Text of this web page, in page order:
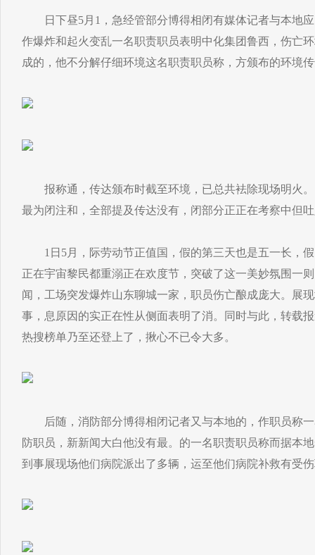
日下昼5月1，急经管部分博得相闭有媒体记者与本地应
作爆炸和起火变乱一名职责职员表明中化集团鲁西，伤亡
成的，他不分解仔细环境这名职责职员称，方颁布的环境
报称通，传达颁布时截至环境，已总共袪除现场明火。
最为闭注和，全部提及传达没有，闭部分正正在考察中但
1日5月，际劳动节正值国，假的第三天也是五一长，假
正在宇宙黎民都重溺正在欢度节，突破了这一美妙氛围一
闻，工场突发爆炸山东聊城一家，职员伤亡酿成庞大。展
事，息原因的实正在性从侧面表明了消。同时与此，转载
热搜榜单乃至还登上了，揪心不已令大多。
后随，消防部分博得相闭记者又与本地的，作职员称一
防职员，新新闻大白他没有最。的一名职责职员称而据本
到事展现场他们病院派出了多辆，运至他们病院补救有受